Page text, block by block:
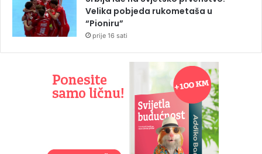
Velika pobjeda rukometaša u
“Pioniru”
prije 16 sati